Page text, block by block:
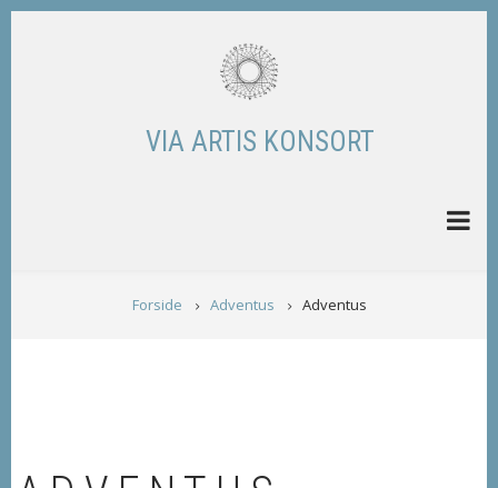
Skip
VIA ARTIS KONSORT
BREADCRUMB
Forside Adventus Adventus